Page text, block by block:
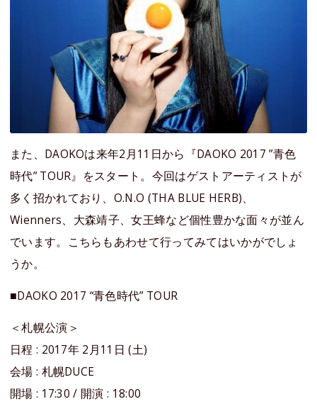
また、DAOKOは来年2月11日から『DAOKO 2017 ”青色
時代” TOUR』をスタート。今回はゲストアーティストが
多く招かれており、O.N.O (THA BLUE HERB)、
Wienners、大森靖子、女王蜂など個性豊かな面々が並ん
でいます。こちらもあわせて行ってみてはいかがでしょ
うか。
■DAOKO 2017 “青色時代” TOUR
＜札幌公演＞
日程 : 2017年 2月11日 (土)
会場 : 札幌DUCE
開場 : 17:30 / 開演 : 18:00